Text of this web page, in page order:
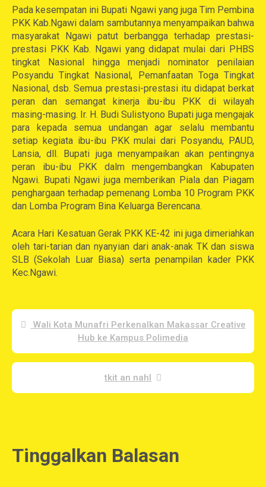
Pada kesempatan ini Bupati Ngawi yang juga Tim Pembina
PKK Kab.Ngawi dalam sambutannya menyampaikan bahwa
masyarakat Ngawi patut berbangga terhadap prestasi-
prestasi PKK Kab. Ngawi yang didapat mulai dari PHBS
tingkat Nasional hingga menjadi nominator penilaian
Posyandu Tingkat Nasional, Pemanfaatan Toga Tingkat
Nasional, dsb. Semua prestasi-prestasi itu didapat berkat
peran dan semangat kinerja ibu-ibu PKK di wilayah
masing-masing. Ir. H. Budi Sulistyono Bupati juga mengajak
para kepada semua undangan agar selalu membantu
setiap kegiata ibu-ibu PKK mulai dari Posyandu, PAUD,
Lansia, dll. Bupati juga menyampaikan akan pentingnya
peran ibu-ibu PKK dalm mengembangkan Kabupaten
Ngawi. Bupati Ngawi juga memberikan Piala dan Piagam
penghargaan terhadap pemenang Lomba 10 Program PKK
dan Lomba Program Bina Keluarga Berencana.
Acara Hari Kesatuan Gerak PKK KE-42 ini juga dimeriahkan
oleh tari-tarian dan nyanyian dari anak-anak TK dan siswa
SLB (Sekolah Luar Biasa) serta penampilan kader PKK
Kec.Ngawi.
Wali Kota Munafri Perkenalkan Makassar Creative
Hub ke Kampus Polimedia
tkit an nahl
Tinggalkan Balasan